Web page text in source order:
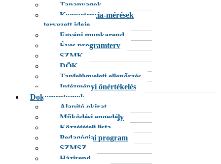
Tananyagok
Kompetencia-mérések
tervezett ideje
Egyéni munkarend
Éves programterv
SZMK
DÖK
Tanfelügyeleti ellenőrzés
Intézményi önértékelés
Dokumentumok
Alapító okirat
Működési engedély
Közzétételi lista
Pedagógiai program
SZMSZ
Házirend